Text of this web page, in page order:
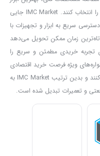
نوع لیزر این محصول از نوع کلاس دو (Class II) است؛ از همین رو به
آن از عینک‌های محافظ چشم
در بلندمدت دچار آسیب‌های
دقت نمایش این تراز از 3mm تا 10m بوده که عددی مناسب و کارآمد
قرار بگیرد، می‌تواند به
اما در صورتی که درجه غیرترازی
هشدار خود به شما
مناسب برای پروژه‌های صنعتی یا خانگی خود را انتخاب کنند. IMC Market جایی
سریع به ابزار و تجهیزات با
زمان ممکن تحویل می‌دهد
تجربه خریدی مطمئن و سریع را
ویژه فرصت خرید اقتصادی
از محصولات باکیفیت را به مشتریان ارائه می‌کنند و بدین ترتیب IMC Market به
و تعمیرات تبدیل شده است.